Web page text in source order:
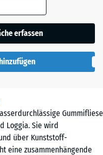
Gummifliese
Loggia. Sie wird
über Kunststoff-
eine zusammenhängende
erfassen